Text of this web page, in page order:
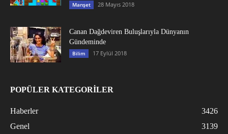
Manşet 28 Mayıs 2018
Canan Dağdeviren Buluşlarıyla Dünyanın
Gündeminde
Bilim 17 Eylül 2018
POPÜLER KATEGORİLER
Haberler
3426
Genel
3139